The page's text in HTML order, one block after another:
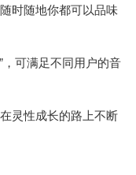
时随地你都可以品味
，可满足不同用户的音
灵性成长的路上不断